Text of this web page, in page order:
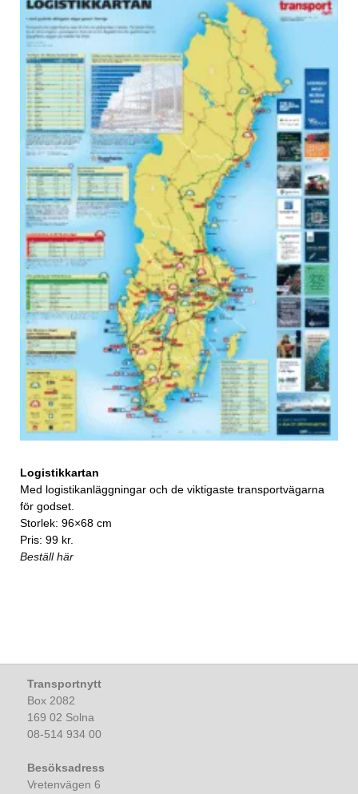
Logistikkartan
Med logistikanläggningar och de viktigaste transportvägarna
för godset.
Storlek: 96×68 cm
Pris: 99 kr.
Beställ här
Transportnytt
Box 2082
169 02 Solna
08-514 934 00
Besöksadress
Vretenvägen 6